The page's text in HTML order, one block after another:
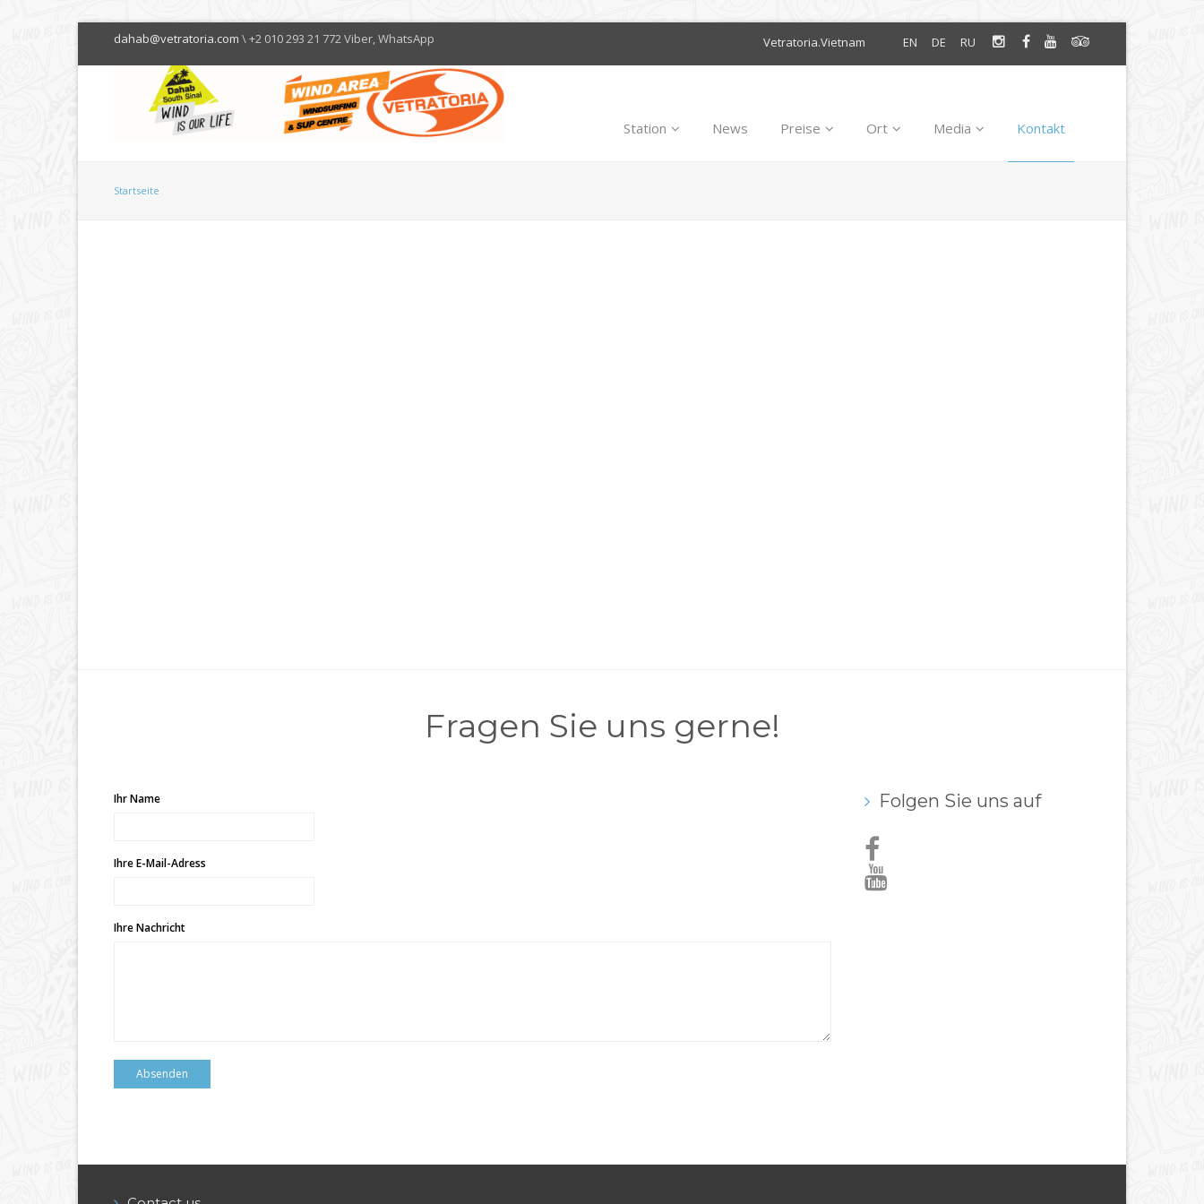
dahab@vetratoria.com \ +2 010 293 21 772 Viber, WhatsApp Vetratoria.Vietnam EN DE RU
Station News Preise Ort Media Kontakt
Startseite
Fragen Sie uns gerne!
Ihr Name
Ihre E-Mail-Adress
Ihre Nachricht
Folgen Sie uns auf